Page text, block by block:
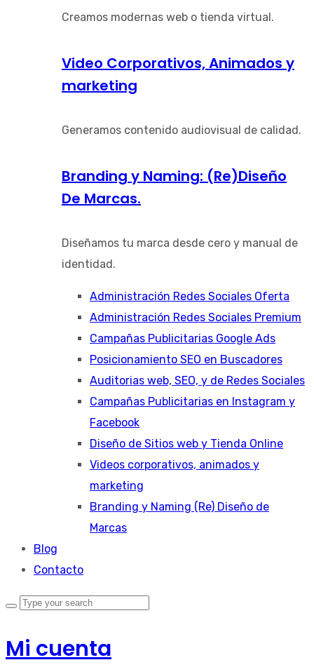
Creamos modernas web o tienda virtual.
Video Corporativos, Animados y
marketing
Generamos contenido audiovisual de calidad.
Branding y Naming: (Re)Diseño
De Marcas.
Diseñamos tu marca desde cero y manual de
identidad.
Administración Redes Sociales Oferta
Administración Redes Sociales Premium
Campañas Publicitarias Google Ads
Posicionamiento SEO en Buscadores
Auditorias web, SEO, y de Redes Sociales
Campañas Publicitarias en Instagram y
Facebook
Diseño de Sitios web y Tienda Online
Videos corporativos, animados y
marketing
Branding y Naming (Re) Diseño de
Marcas
Blog
Contacto
Mi cuenta